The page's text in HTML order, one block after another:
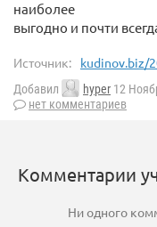
наиболее
выгодно и почти
Источник: kudinov.biz/
Добавил hyper 12
нет комментариев
Комментарии
Ни одного